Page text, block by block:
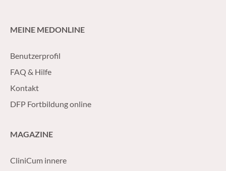
MEINE MEDONLINE
Benutzerprofil
FAQ & Hilfe
Kontakt
DFP Fortbildung online
MAGAZINE
CliniCum innere